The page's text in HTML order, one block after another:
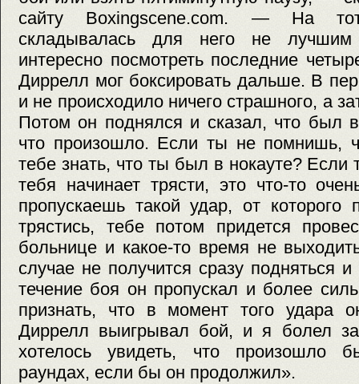
сайту Boxingscene.com. — На
складывалась для него не
интересно посмотреть последние
Диррелл мог боксировать дальше. В
и не происходило ничего страшного, а
Потом он поднялся и сказал, что был
что произошло. Если ты не помнишь,
тебе знать, что ты был в нокауте?
тебя начинает трясти, это что-то
пропускаешь такой удар, от
трястись, тебе потом придется
больнице и какое-то время не
случае не получится сразу подняться и
течение боя он пропускал и более
признать, что в момент того удара
Диррелл выигрывал бой, и я болел
хотелось увидеть, что произошло
раундах, если бы он продолжил».